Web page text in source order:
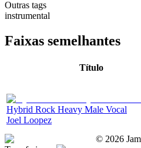
Outras tags
instrumental
Faixas semelhantes
Título
Hybrid Rock Heavy Male Vocal
Joel Loopez
© 2026